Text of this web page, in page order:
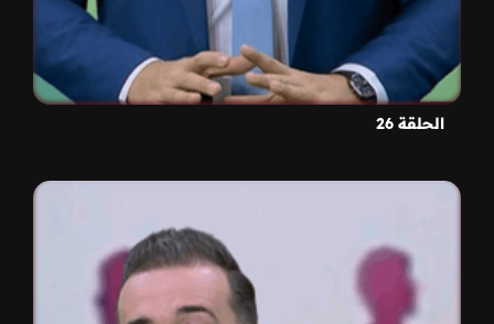
الحلقة 26